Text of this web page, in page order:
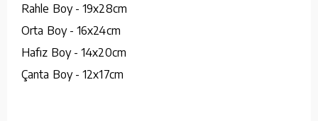
Rahle Boy - 19x28cm
Orta Boy - 16x24cm
Hafız Boy - 14x20cm
Çanta Boy - 12x17cm